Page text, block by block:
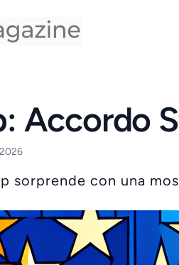
Accordo
sorprende con una